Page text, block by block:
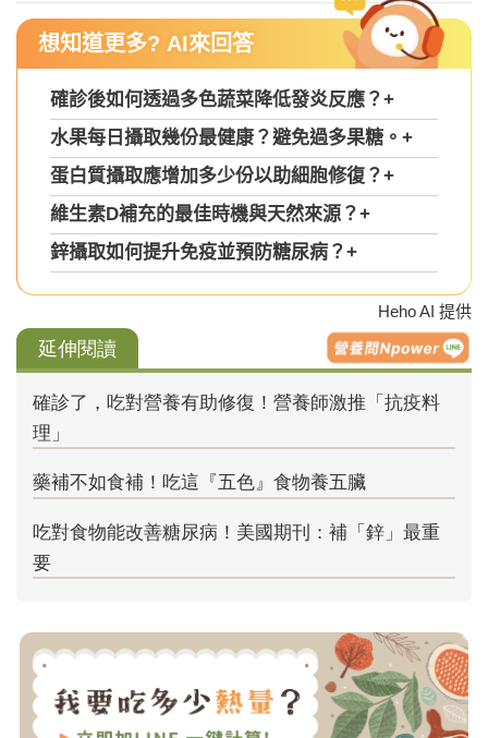
想知道更多? AI來回答
確診後如何透過多色蔬菜降低發炎反應？+
水果每日攝取幾份最健康？避免過多果糖。 +
蛋白質攝取應增加多少份以助細胞修復？+
維生素D補充的最佳時機與天然來源？+
鋅攝取如何提升免疫並預防糖尿病？+
Heho AI 提供